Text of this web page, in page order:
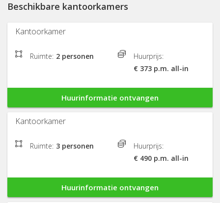
Beschikbare kantoorkamers
Kantoorkamer
Ruimte: 2 personen
Huurprijs:
€ 373 p.m. all-in
Huurinformatie ontvangen
Kantoorkamer
Ruimte: 3 personen
Huurprijs:
€ 490 p.m. all-in
Huurinformatie ontvangen